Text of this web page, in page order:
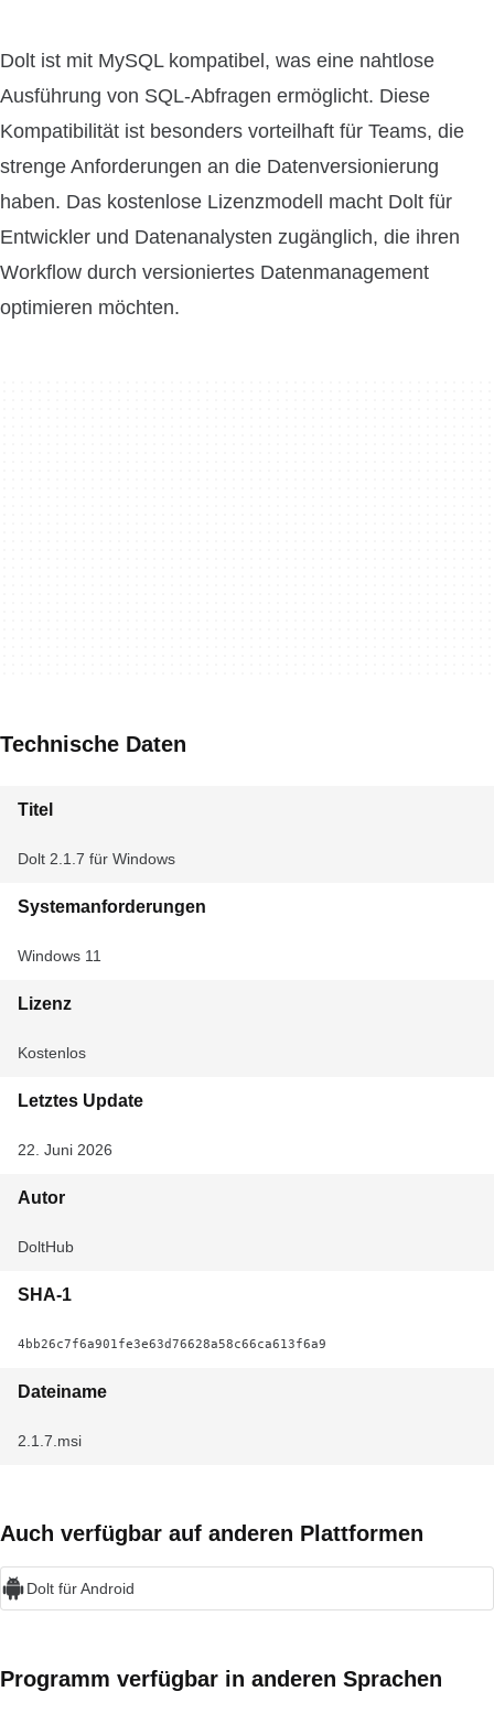
Dolt ist mit MySQL kompatibel, was eine nahtlose
Ausführung von SQL-Abfragen ermöglicht. Diese
Kompatibilität ist besonders vorteilhaft für Teams, die
strenge Anforderungen an die Datenversionierung
haben. Das kostenlose Lizenzmodell macht Dolt für
Entwickler und Datenanalysten zugänglich, die ihren
Workflow durch versioniertes Datenmanagement
optimieren möchten.
Technische Daten
Titel
Dolt 2.1.7 für Windows
Systemanforderungen
Windows 11
Lizenz
Kostenlos
Letztes Update
22. Juni 2026
Autor
DoltHub
SHA-1
4bb26c7f6a901fe3e63d76628a58c66ca613f6a9
Dateiname
2.1.7.msi
Auch verfügbar auf anderen Plattformen
Dolt für Android
Programm verfügbar in anderen Sprachen